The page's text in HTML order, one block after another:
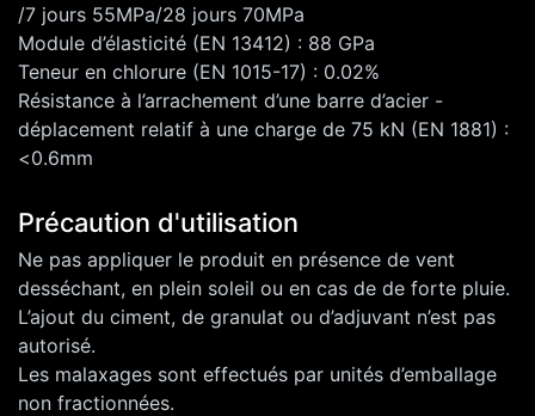
/7 jours 55MPa/28 jours 70MPa
Module d’élasticité (EN 13412) : 88 GPa
Teneur en chlorure (EN 1015-17) : 0.02%
Résistance à l’arrachement d’une barre d’acier -
déplacement relatif à une charge de 75 kN (EN 1881) :
<0.6mm
Précaution d'utilisation
Ne pas appliquer le produit en présence de vent
desséchant, en plein soleil ou en cas de de forte pluie.
L’ajout du ciment, de granulat ou d’adjuvant n’est pas
autorisé.
Les malaxages sont effectués par unités d’emballage
non fractionnées.